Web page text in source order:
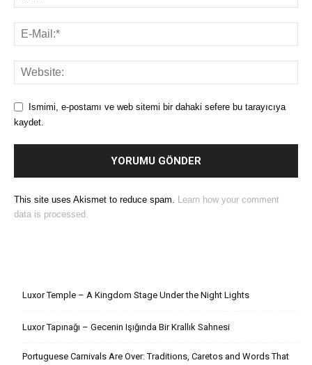
Ismimi, e-postamı ve web sitemi bir dahaki sefere bu tarayıcıya
kaydet.
This site uses Akismet to reduce spam. Learn how your comment
data is processed.
Luxor Temple – A Kingdom Stage Under the Night Lights
Luxor Tapınağı – Gecenin Işığında Bir Krallık Sahnesi
Portuguese Carnivals Are Over: Traditions, Caretos and Words That